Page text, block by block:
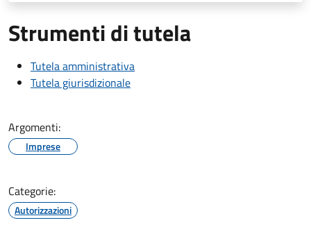
Strumenti di tutela
Tutela amministrativa
Tutela giurisdizionale
Argomenti:
Imprese
Categorie:
Autorizzazioni